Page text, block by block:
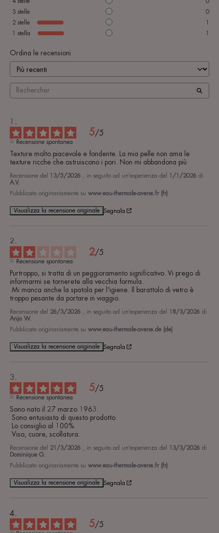
3 stelle
0
2 stelle
1
1 stella 1
Ordina le recensioni
5/5
Recensione spontanea
Texture molto piacevole e fondente. La mia pelle non ama le
texture ricche che ostruiscono i pori. Non mi abbandona più
Recensione del 13/5/2026 , in seguito ad un'esperienza del 1/1/2026 di
A.V.
Pubblicato originariamente su www.eau-thermale-avene.fr (fr)
Visualizza la recensione originale Segnala
2/5
Recensione spontanea
Purtroppo, si tratta di un peggioramento significativo. Vi prego di
informarmi se tornerete alla vecchia formula.
troppo pesante da portare in viaggio.
Recensione del 26/3/2026 , in seguito ad un'esperienza del 18/3/2026 di
Anja W.
Pubblicato originariamente su www.eau-thermale-avene.de (de)
Visualizza la recensione originale Segnala
5/5
Recensione spontanea
Sono nato il 27 marzo 1963.
Viso, cuore, scollatura.
Recensione del 21/3/2026 , in seguito ad un'esperienza del 13/3/2026 di
Dominique G.
Pubblicato originariamente su www.eau-thermale-avene.fr (fr)
Visualizza la recensione originale Segnala
5/5